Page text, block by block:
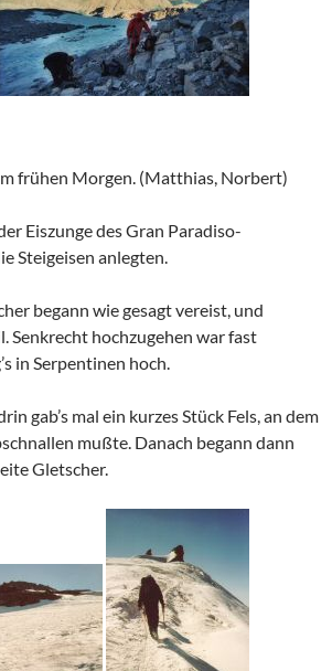
frühen Morgen. (Matthias, Norbert)
Eiszunge des Gran Paradiso-
Steigeisen anlegten.
begann wie gesagt vereist, und
Senkrecht hochzugehen war fast
in Serpentinen hoch.
gab’s mal ein kurzes Stück Fels, an dem
mußte. Danach begann dann
Gletscher.